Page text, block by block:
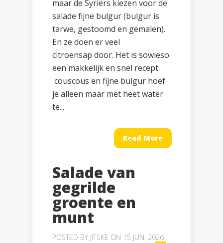
maar de Syriërs kiezen voor de
salade fijne bulgur (bulgur is
tarwe, gestoomd en gemalen).
En ze doen er veel
citroensap door. Het is sowieso
een makkelijk en snel recept:
couscous en fijne bulgur hoef
je alleen maar met heet water
te...
Read More
Salade van
gegrilde
groente en
munt
POSTED BY JITSKE ON 15 JUN, 2026